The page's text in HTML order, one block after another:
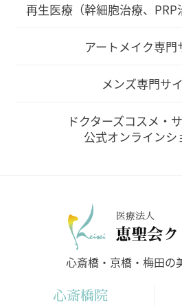
再生医療（幹細胞治療、PRP
アートメイク専門
メンズ専門サ
ドクターズコスメ・
公式オンラインシ
医療法人
心斎橋・京橋・梅田の
心斎橋院